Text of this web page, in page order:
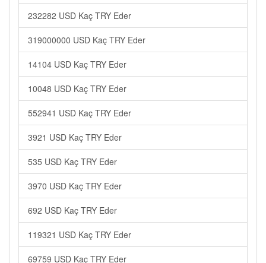
232282 USD Kaç TRY Eder
319000000 USD Kaç TRY Eder
14104 USD Kaç TRY Eder
10048 USD Kaç TRY Eder
552941 USD Kaç TRY Eder
3921 USD Kaç TRY Eder
535 USD Kaç TRY Eder
3970 USD Kaç TRY Eder
692 USD Kaç TRY Eder
119321 USD Kaç TRY Eder
69759 USD Kaç TRY Eder